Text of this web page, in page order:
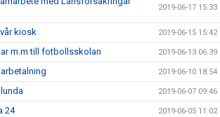
2019-06-17 15:33
kiosk 2019-06-15 15:42
m.m till fotbollsskolan 2019-06-13 06:39
2019-06-10 18:54
2019-06-07 09:46
24 2019-06-05 11:02